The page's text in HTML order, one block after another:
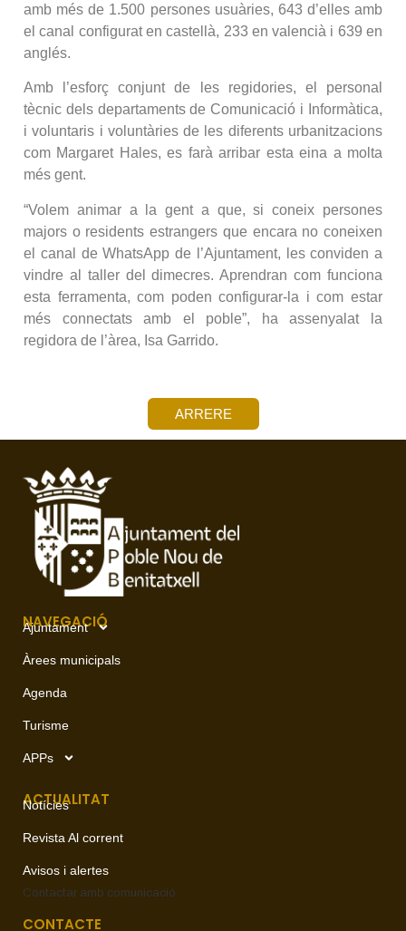
amb més de 1.500 persones usuàries, 643 d’elles amb
el canal configurat en castellà, 233 en valencià i 639 en
anglés.
Amb l’esforç conjunt de les regidories, el personal
tècnic dels departaments de Comunicació i Informàtica,
i voluntaris i voluntàries de les diferents urbanitzacions
com Margaret Hales, es farà arribar esta eina a molta
més gent.
“Volem animar a la gent a que, si coneix persones
majors o residents estrangers que encara no coneixen
el canal de WhatsApp de l’Ajuntament, les conviden a
vindre al taller del dimecres. Aprendran com funciona
esta ferramenta, com poden configurar-la i com estar
més connectats amb el poble”, ha assenyalat la
regidora de l’àrea, Isa Garrido.
ARRERE
NAVEGACIÓ
Ajuntament
Àrees municipals
Agenda
Turisme
APPs
ACTUALITAT
Notícies
Revista Al corrent
Avisos i alertes
Contactar amb comunicació
CONTACTE